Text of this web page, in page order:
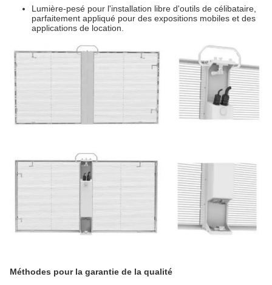
Lumière-pesé pour l'installation libre d'outils de célibataire,
parfaitement appliqué pour des expositions mobiles et des
applications de location.
Méthodes pour la garantie de la qualité